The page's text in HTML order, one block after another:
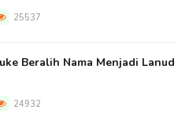
25537
Beralih Nama Menjadi Lanud
24932